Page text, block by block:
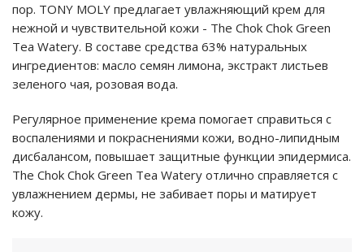
пор. TONY MOLY предлагает увлажняющий крем для
нежной и чувствительной кожи - The Chok Chok Green
Tea Watery. В составе средства 63% натуральных
ингредиентов: масло семян лимона, экстракт листьев
зеленого чая, розовая вода.
Регулярное применение крема помогает справиться с
воспалениями и покраснениями кожи, водно-липидным
дисбалансом, повышает защитные функции эпидермиса.
The Chok Chok Green Tea Watery отлично справляется с
увлажнением дермы, не забивает поры и матирует
кожу.